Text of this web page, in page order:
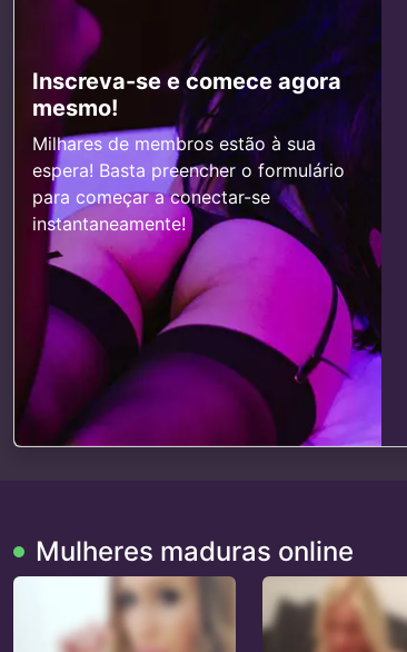
Inscreva-se e comece agora
mesmo!
Milhares de membros estão à sua
espera! Basta preencher o formulário
para começar a conectar-se
instantaneamente!
Mulheres maduras online